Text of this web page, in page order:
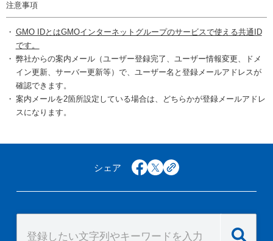
注意事項
GMO IDとはGMOインターネットグループのサービスで使える共通ID
です。
弊社からの案内メール（ユーザー登録完了、ユーザー情報変更、ドメ
イン更新、サーバー更新等）で、ユーザー名と登録メールアドレスが
確認できます。
案内メールを2箇所設定している場合は、どちらかが登録メールアドレ
スになります。
シェア facebook
x copy